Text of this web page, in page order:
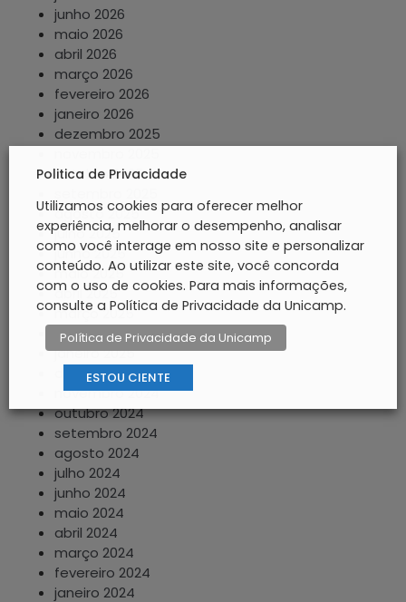
junho 2026
maio 2026
abril 2026
março 2026
fevereiro 2026
janeiro 2026
dezembro 2025
outubro 2025
agosto 2025
julho 2025
junho 2025
maio 2025
abril 2025
março 2025
fevereiro 2025
janeiro 2025
dezembro 2024
novembro 2024
outubro 2024
setembro 2024
agosto 2024
julho 2024
junho 2024
maio 2024
abril 2024
março 2024
fevereiro 2024
janeiro 2024
Politica de Privacidade
Utilizamos cookies para oferecer melhor
experiência, melhorar o desempenho, analisar
como você interage em nosso site e personalizar
conteúdo. Ao utilizar este site, você concorda
com o uso de cookies. Para mais informações,
consulte a Política de Privacidade da Unicamp.
Política de Privacidade da Unicamp
ESTOU CIENTE